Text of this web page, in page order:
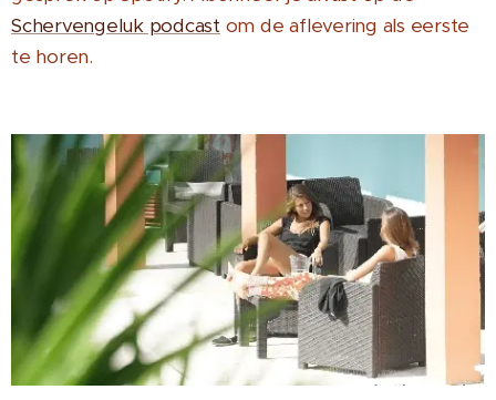
Schervengeluk podcastom de aflevering als eerste
te horen.